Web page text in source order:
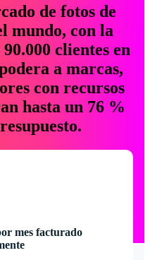
de fotos de
mundo, con la
clientes en
a marcas,
con recursos
hasta un 76 %
mes facturado